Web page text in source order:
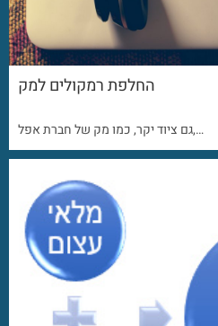
החלפת רמקולים למק
גם ציוד יקר, כמו מק של חברת אפל,…